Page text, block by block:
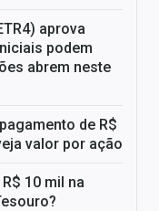
aprova
podem
abrem neste
de R$
valor por ação
10 mil na